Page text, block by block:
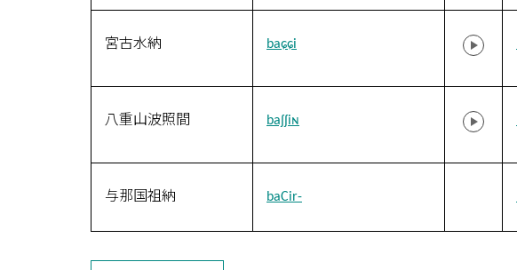
宮古水納 baɕɕi
八重山波照間 baʃʃiɴ
与那国祖納 baCir-